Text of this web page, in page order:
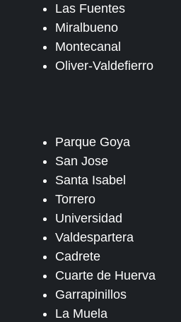
Las Fuentes
Miralbueno
Montecanal
Oliver-Valdefierro
Parque Goya
San Jose
Santa Isabel
Torrero
Universidad
Valdespartera
Cadrete
Cuarte de Huerva
Garrapinillos
La Muela